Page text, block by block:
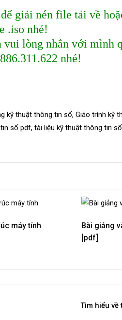
giải nén file tải về
.iso nhé!
lòng nhắn với mình
nhé!
kỹ thuật thông tin số, Giáo trình kỹ
số pdf, tài liệu kỹ thuật thông tin số
máy tính
Bài giảng
[pdf]
Tìm hiểu về